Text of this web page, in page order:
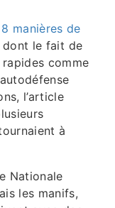
8 manières de
dont le fait de
comme
l’article
à
Nationale
les manifs,